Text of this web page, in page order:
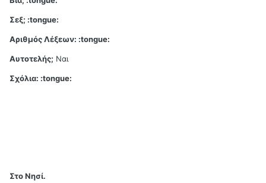
Σεξ; :tongue:
Αριθμός Λέξεων: :tongue:
Αυτοτελής; Ναι
Σχόλια: :tongue:
Στο Νησί.